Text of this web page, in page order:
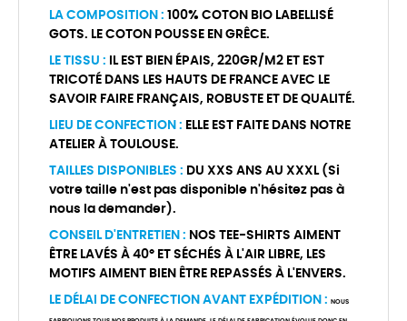
LA COMPOSITION : 100% COTON BIO LABELLISÉ
GOTS. LE COTON POUSSE EN GRÊCE.
LE TISSU : IL EST BIEN ÉPAIS, 220GR/M2 ET EST
TRICOTÉ DANS LES HAUTS DE FRANCE AVEC LE
SAVOIR FAIRE FRANÇAIS, ROBUSTE ET DE QUALITÉ.
LIEU DE CONFECTION : ELLE EST FAITE DANS NOTRE
ATELIER À TOULOUSE.
TAILLES DISPONIBLES : DU XXS ANS AU XXXL (Si
votre taille n'est pas disponible n'hésitez pas à
nous la demander).
CONSEIL D'ENTRETIEN : NOS TEE-SHIRTS AIMENT
ÊTRE LAVÉS À 40° ET SÉCHÉS À L'AIR LIBRE, LES
MOTIFS AIMENT BIEN ÊTRE REPASSÉS À L'ENVERS.
LE DÉLAI DE CONFECTION AVANT EXPÉDITION : NOUS